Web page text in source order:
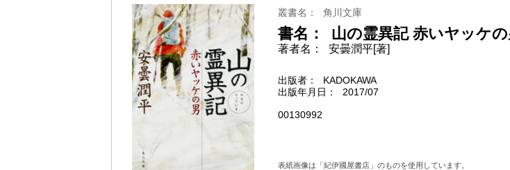
叢書名 角川文庫
書名 山の霊異記 赤いヤッケの
著者名 安曇潤平[著]
出版者
KADOKAWA
出版年月日
2017/07
00130992
表紙画像は「紀伊國屋書店」のものを使用しています。